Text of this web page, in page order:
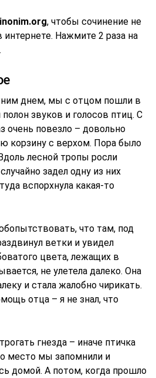
, чтобы сочинение не
интернете. Нажмите 2 раза на
днем, мы с отцом пошли в
звуков и голосов птиц. С
очень повезло – довольно
корзину с верхом. Пора было
лесной тропы росли
задел одну из них
вспорхнула какая-то
что там, под
ветки и увидел
цвета, лежащих в
не улетела далеко. Она
и стала жалобно чирикать.
отца – я не знал, что
гнезда – иначе птичка
место мы запомнили и
домой. А потом, когда прошло